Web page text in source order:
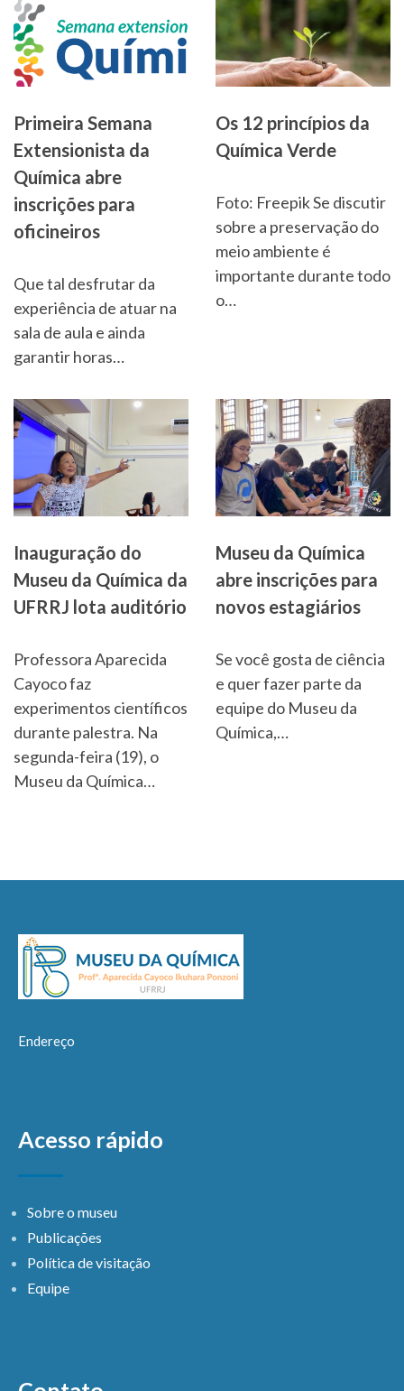
Primeira Semana
Extensionista da
Química abre
inscrições para
oficineiros
Que tal desfrutar da
experiência de atuar na
sala de aula e ainda
garantir horas…
Os 12 princípios da
Química Verde
Foto: Freepik Se discutir
sobre a preservação do
meio ambiente é
importante durante todo
o…
Inauguração do
Museu da Química da
UFRRJ lota auditório
Professora Aparecida
Cayoco faz
experimentos científicos
durante palestra. Na
segunda-feira (19), o
Museu da Química…
Museu da Química
abre inscrições para
novos estagiários
Se você gosta de ciência
e quer fazer parte da
equipe do Museu da
Química,…
Endereço
Acesso rápido
Sobre o museu
Publicações
Política de visitação
Equipe